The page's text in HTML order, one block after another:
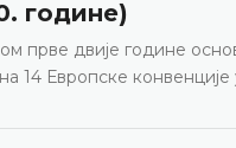
године)
прве двије године
14 Европске конвенције